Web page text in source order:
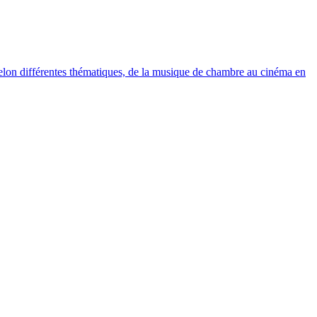
différentes thématiques, de la musique de chambre au cinéma en